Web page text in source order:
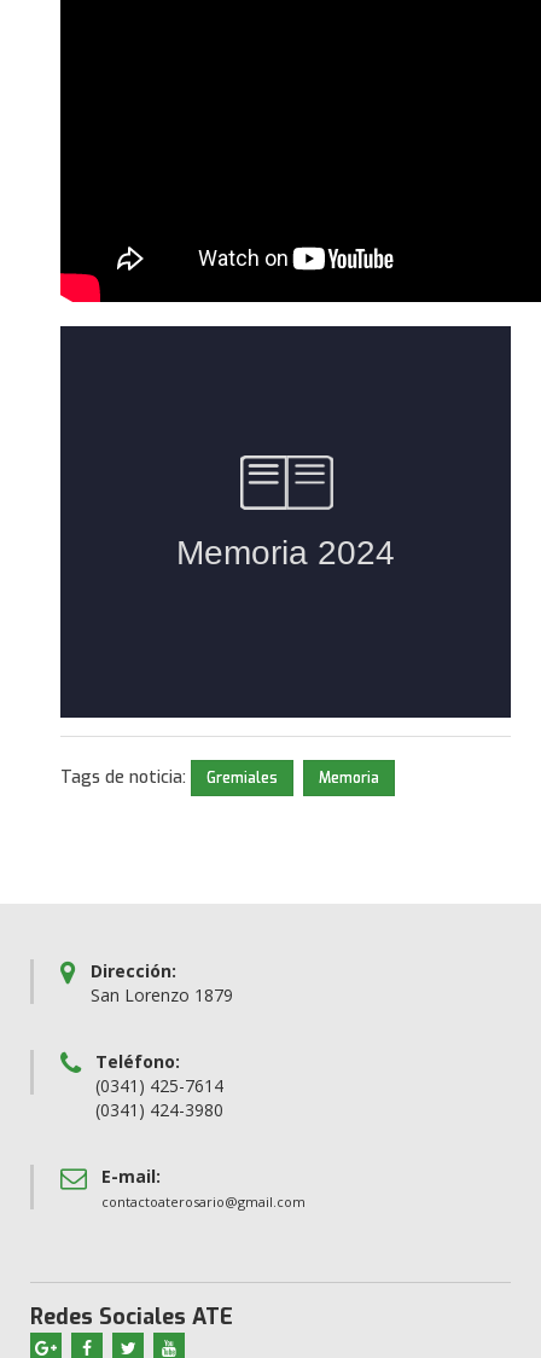
Tags de noticia: Gremiales Memoria
Dirección:
San Lorenzo 1879
Teléfono:
(0341) 425-7614
(0341) 424-3980
E-mail:
contactoaterosario@gmail.com
Redes Sociales ATE